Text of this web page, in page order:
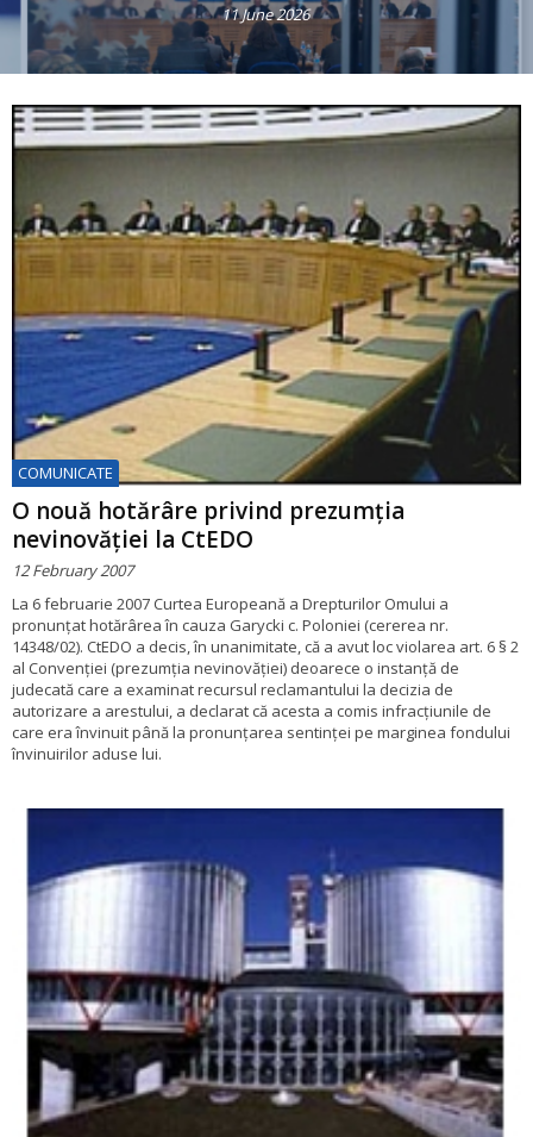
11 June 2026
COMUNICATE
O nouă hotărâre privind prezumția
nevinovăției la CtEDO
12 February 2007
La 6 februarie 2007 Curtea Europeană a Drepturilor Omului a
pronunțat hotărârea în cauza Garycki c. Poloniei (cererea nr.
14348/02). CtEDO a decis, în unanimitate, că a avut loc violarea art. 6 § 2
al Convenției (prezumția nevinovăției) deoarece o instanță de
judecată care a examinat recursul reclamantului la decizia de
autorizare a arestului, a declarat că acesta a comis infracțiunile de
care era învinuit până la pronunțarea sentinței pe marginea fondului
învinuirilor aduse lui.